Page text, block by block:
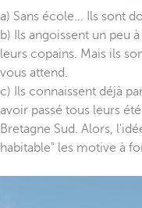
a) Sans école... Ils sont
b) Ils angoissent un peu
leurs copains. Mais ils
vous attend.
c) Ils connaissent déjà
avoir passé tous leurs
Bretagne Sud. Alors,
habitable" les motive à